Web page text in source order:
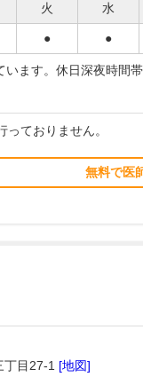
火 水
● ●
ます。休日深夜時間
ておりません。
無料で医
丁目27-1 [地図]